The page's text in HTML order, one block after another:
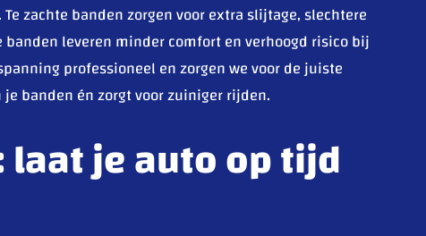
zachte banden zorgen voor extra slijtage, slechtere
leveren minder comfort en verhoogd risico bij
professioneel en zorgen we voor de juiste
banden én zorgt voor zuiniger rijden.
je auto op tijd